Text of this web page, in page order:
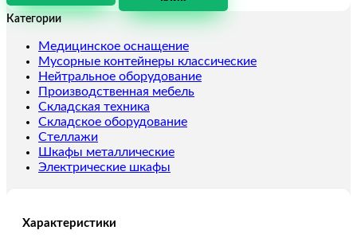
12,5
Категории
Медицинское оснащение
Мусорные контейнеры классические
Нейтральное оборудование
Производственная мебель
Складская техника
Складское оборудование
Стеллажи
Шкафы металлические
Электрические шкафы
Характеристики